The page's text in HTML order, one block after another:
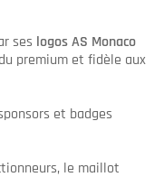
ses logos AS Monaco
premium et fidèle aux
et badges
le maillot